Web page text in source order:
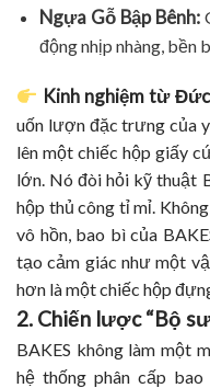
Ngựa Gỗ Bập Bênh:
động nhịp nhàng, bền
Kinh nghiệm từ
uốn lượn đặc trưng của
lên một chiếc hộp giấy
lớn. Nó đòi hỏi kỹ thuật
hộp thủ công tỉ mỉ.
vô hồn, bao bì của
tạo cảm giác như một
hơn là một chiếc hộp
2. Chiến lược “Bộ
BAKES không làm một
hệ thống phân cấp